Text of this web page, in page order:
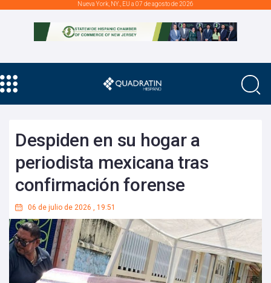
Nueva York, NY., EU a 07 de agosto de 2026
Despiden en su hogar a
periodista mexicana tras
confirmación forense
06 de julio de 2026 , 19:51